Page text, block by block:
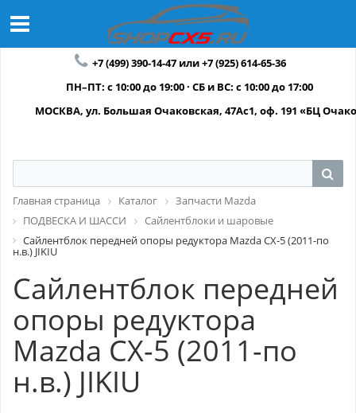
+7 (499) 390-14-47 или +7 (925) 614-65-36
ПН–ПТ: с 10:00 до 19:00 · СБ и ВС: с 10:00 до 17:00
МОСКВА, ул. Большая Очаковская, 47Ас1, оф. 191 «БЦ
Главная страница Каталог
Запчасти Mazda
ПОДВЕСКА И ШАССИ
Сайлентблоки и шаровые
Сайлентблок передней опоры редуктора Mazda CX-5 (2011-по
н.в.) JIKIU
Сайлентблок передней
опоры редуктора
Mazda CX-5 (2011-по
н.в.) JIKIU